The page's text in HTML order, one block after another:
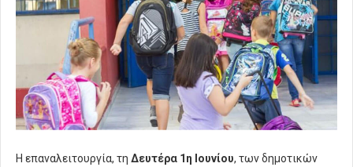
Η επαναλειτουργία, τη Δευτέρα 1η Ιουνίου, των δημοτικών